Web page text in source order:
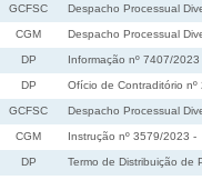
GCFSC Despacho Processual
CGM Despacho Processual
DP Informação nº 7407/2023
DP Ofício de Contraditório
GCFSC Despacho Processual
CGM Instrução nº 3579/2023 -
DP Termo de Distribuição de